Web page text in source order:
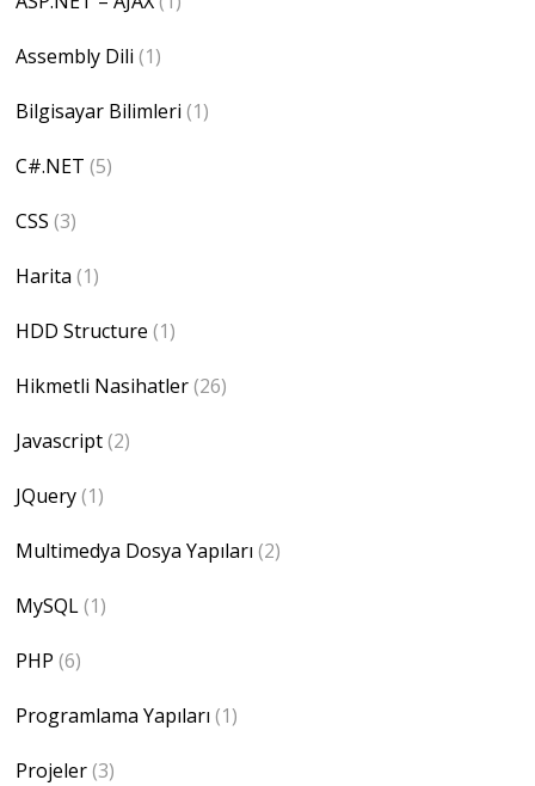
Assembly Dili (1)
Bilgisayar Bilimleri (1)
C#.NET (5)
CSS (3)
Harita (1)
HDD Structure (1)
Hikmetli Nasihatler(26)
Javascript(2)
JQuery(1)
Multimedya Dosya Yapıları (2)
MySQL(1)
PHP (6)
Programlama Yapıları (1)
Projeler(3)